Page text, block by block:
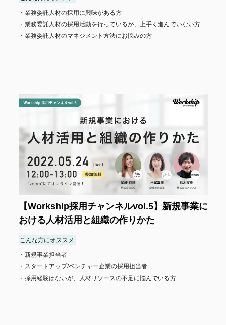
業務委託人材の採用に興味がある方
業務委託人材の採用活動を行っているが、上手く進んでいない方
業務委託人材のマネジメント方法にお悩みの方
【Workship採用チャンネルvol.5】新規事業に
おける人材活用と組織の作りかた
こんな方にオススメ
新規事業担当者
スタートアップ/ベンチャー企業の採用担当者
採用経験はないが、人材リソースの不足に悩んでいる方